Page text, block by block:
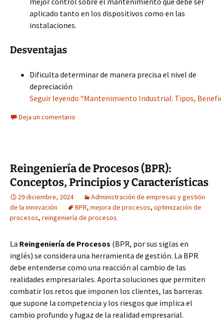
aplicado tanto en los dispositivos como en las
instalaciones.
Desventajas
Dificulta determinar de manera precisa el nivel de
depreciación
Seguir leyendo “Mantenimiento Industrial: Tipos,
Deja un comentario
Reingeniería de Procesos (BPR):
Conceptos, Principios y Características
29 diciembre, 2024
Administración de empresas y gestión
de la innovación
BPR, mejora de procesos, optimización de
procesos, reingeniería de procesos
La Reingeniería de Procesos (BPR, por sus siglas en
inglés) se considera una herramienta de gestión. La BPR
debe entenderse como una reacción al cambio de las
realidades empresariales. Aporta soluciones que permiten
combatir los retos que imponen los clientes, las barreras
que supone la competencia y los riesgos que implica el
cambio profundo y fugaz de la realidad empresarial.